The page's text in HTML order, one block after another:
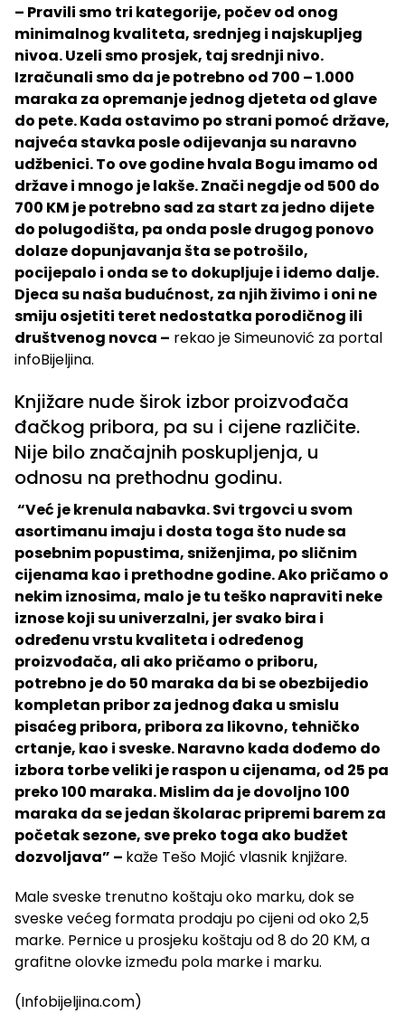
– Pravili smo tri kategorije, počev od onog
minimalnog kvaliteta, srednjeg i najskupljeg
nivoa. Uzeli smo prosjek, taj srednji nivo.
Izračunali smo da je potrebno od 700 – 1.000
maraka za opremanje jednog djeteta od glave
do pete. Kada ostavimo po strani pomoć države,
najveća stavka posle odijevanja su naravno
udžbenici. To ove godine hvala Bogu imamo od
države i mnogo je lakše. Znači negdje od 500 do
700 KM je potrebno sad za start za jedno dijete
do polugodišta, pa onda posle drugog ponovo
dolaze dopunjavanja šta se potrošilo,
pocijepalo i onda se to dokupljuje i idemo dalje.
Djeca su naša budućnost, za njih živimo i oni ne
smiju osjetiti teret nedostatka porodičnog ili
društvenog novca – rekao je Simeunović za portal
infoBijeljina.
Knjižare nude širok izbor proizvođača
đačkog pribora, pa su i cijene različite.
Nije bilo značajnih poskupljenja, u
odnosu na prethodnu godinu.
“Već je krenula nabavka. Svi trgovci u svom
asortimanu imaju i dosta toga što nude sa
posebnim popustima, sniženjima, po sličnim
cijenama kao i prethodne godine. Ako pričamo o
nekim iznosima, malo je tu teško napraviti neke
iznose koji su univerzalni, jer svako bira i
određenu vrstu kvaliteta i određenog
proizvođača, ali ako pričamo o priboru,
potrebno je do 50 maraka da bi se obezbijedio
kompletan pribor za jednog đaka u smislu
pisaćeg pribora, pribora za likovno, tehničko
crtanje, kao i sveske. Naravno kada dođemo do
izbora torbe veliki je raspon u cijenama, od 25 pa
preko 100 maraka. Mislim da je dovoljno 100
maraka da se jedan školarac pripremi barem za
početak sezone, sve preko toga ako budžet
dozvoljava” – kaže Tešo Mojić vlasnik knjižare.
Male sveske trenutno koštaju oko marku, dok se
sveske većeg formata prodaju po cijeni od oko 2,5
marke. Pernice u prosjeku koštaju od 8 do 20 KM, a
grafitne olovke između pola marke i marku.
(Infobijeljina.com)